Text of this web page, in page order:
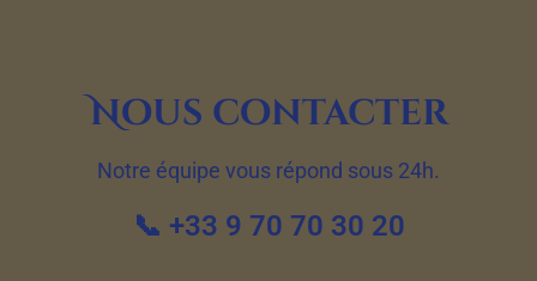
Nous contacter
Notre équipe vous répond sous 24h.
📞 +33 9 70 70 30 20